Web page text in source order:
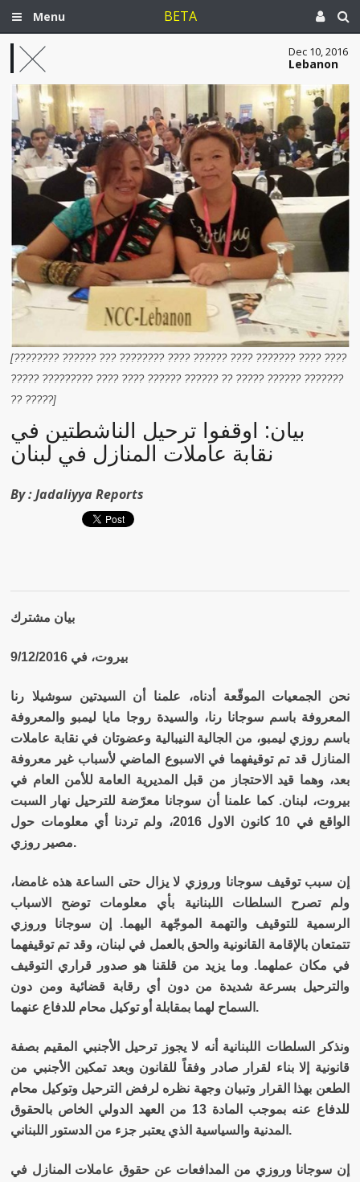
Menu BETA
Dec 10, 2016
Lebanon
[???????? ?????? ??? ???????? ???? ?????? ???? ??????? ???? ????
????? ????????? ???? ???? ?????? ?????? ?? ????? ?????? ???????
?? ?????]
بيان: أوقفوا ترحيل الناشطتين في
نقابة عاملات المنازل في لبنان
By :Jadaliyya Reports
بيان مشترك
بيروت، في 9/12/2016
نحن الجمعيات الموقّعة أدناه، علمنا أن السيدتين سوشيلا رنا
المعروفة باسم سوجانا رنا، والسيدة روجا مايا ليمبو والمعروفة
باسم روزي ليمبو، من الجالية النيبالية وعضوتان في نقابة عاملات
المنازل قد تم توقيفهما في الاسبوع الماضي لأسباب غير معروفة
بعد، وهما قيد الاحتجاز من قبل المديرية العامة للأمن العام في
بيروت، لبنان. كما علمنا أن سوجانا معرّضة للترحيل نهار السبت
الواقع في 10 كانون الاول 2016، ولم تردنا أي معلومات حول
مصير روزي.
إن سبب توقيف سوجانا وروزي لا يزال حتى الساعة هذه غامضا،
ولم تصرح السلطات اللبنانية بأي معلومات توضح الاسباب
الرسمية للتوقيف والتهمة الموجّهة اليهما. إن سوجانا وروزي
تتمتعان بالإقامة القانونية والحق بالعمل في لبنان، وقد تم توقيفهما
في مكان عملهما. وما يزيد من قلقنا هو صدور قراري التوقيف
والترحيل بسرعة شديدة من دون أي رقابة قضائية ومن دون
السماح لهما بمقابلة أو توكيل محام للدفاع عنهما .
ونذكر السلطات اللبنانية أنه لا يجوز ترحيل الأجنبي المقيم بصفة
قانونية إلا بناء لقرار صادر وفقاً للقانون وبعد تمكين الأجنبي من
الطعن بهذا القرار وتبيان وجهة نظره لرفض الترحيل وتوكيل محام
للدفاع عنه بموجب المادة 13 من العهد الدولي الخاص بالحقوق
المدنية والسياسية الذي يعتبر جزء من الدستور اللبناني .
إن سوجانا وروزي من المدافعات عن حقوق عاملات المنازل في